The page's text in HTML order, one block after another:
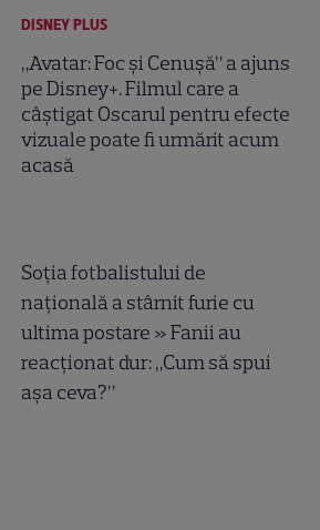
DISNEY PLUS
„Avatar: Foc și Cenușă” a ajuns
pe Disney+. Filmul care a
câștigat Oscarul pentru efecte
vizuale poate fi urmărit acum
acasă
Soția fotbalistului de
națională a stârnit furie cu
ultima postare » Fanii au
reacționat dur: „Cum să spui
așa ceva?”